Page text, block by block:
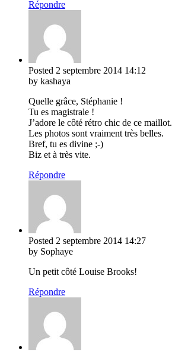
Répondre
Posted 2 septembre 2014 14:12
by kashaya
Quelle grâce, Stéphanie !
Tu es magistrale !
J’adore le côté rétro chic de ce maillot.
Les photos sont vraiment très belles.
Bref, tu es divine ;-)
Biz et à très vite.
Répondre
Posted 2 septembre 2014 14:27
by Sophaye
Un petit côté Louise Brooks!
Répondre